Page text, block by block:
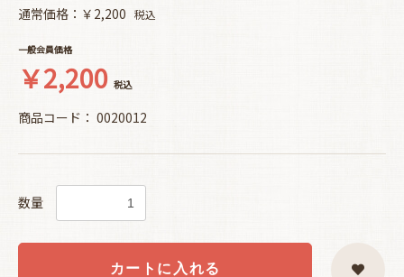
通常価格：￥2,200 税込
一般会員価格
￥2,200 税込
商品コード： 0020012
数量
カートに入れる